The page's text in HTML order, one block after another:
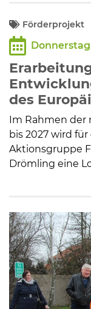
Neuigkeiten
Bildung
Wirtschaft,
Tourismus,
Förderprojekt
des
Im Rahmen der
bis 2027 wird
Aktionsgruppe
Drömling eine